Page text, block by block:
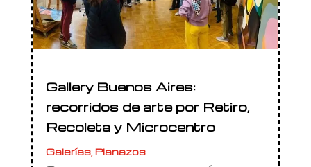
Gallery Buenos Aires:
recorridos de arte por Retiro,
Recoleta y Microcentro
Galerías, Planazos